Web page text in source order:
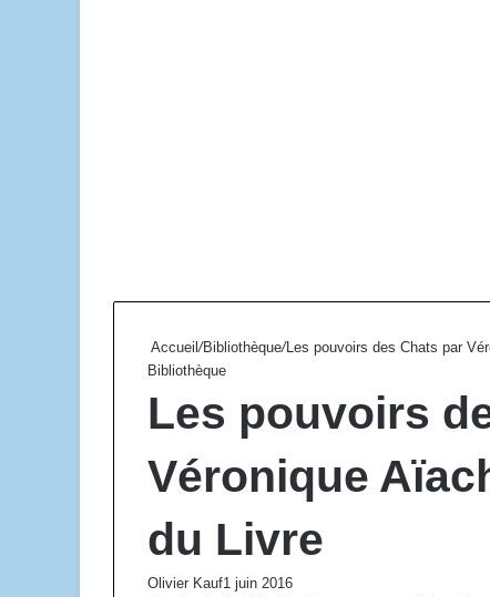
Accueil/Bibliothèque/Les pouvoirs des Chats par
Bibliothèque
Les pouvoirs
Véronique
du Livre
Olivier Kauf1 juin 2016